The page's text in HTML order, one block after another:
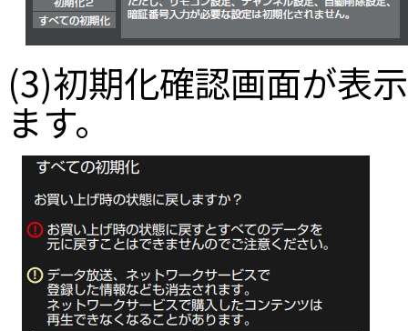
(3)初期化確認画面が表
ます。